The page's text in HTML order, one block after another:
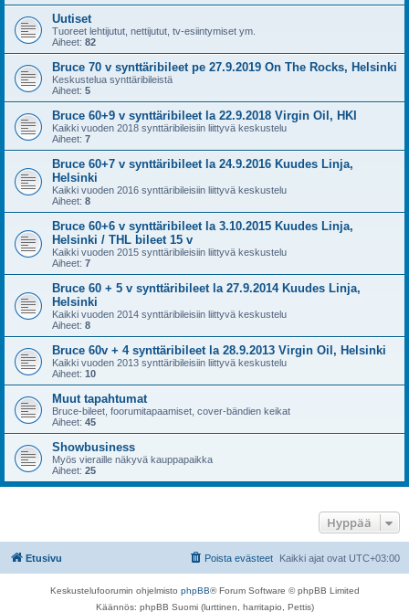
Uutiset
Tuoreet lehtijutut, nettijutut, tv-esiintymiset ym.
Aiheet: 82
Bruce 70 v synttäribileet pe 27.9.2019 On The Rocks, Helsinki
Keskustelua synttäribileistä
Aiheet: 5
Bruce 60+9 v synttäribileet la 22.9.2018 Virgin Oil, HKI
Kaikki vuoden 2018 synttäribileisiin liittyvä keskustelu
Aiheet: 7
Bruce 60+7 v synttäribileet la 24.9.2016 Kuudes Linja,
Helsinki
Kaikki vuoden 2016 synttäribileisiin liittyvä keskustelu
Aiheet: 8
Bruce 60+6 v synttäribileet la 3.10.2015 Kuudes Linja,
Helsinki / THL bileet 15 v
Kaikki vuoden 2015 synttäribileisiin liittyvä keskustelu
Aiheet: 7
Bruce 60 + 5 v synttäribileet la 27.9.2014 Kuudes Linja,
Helsinki
Kaikki vuoden 2014 synttäribileisiin liittyvä keskustelu
Aiheet: 8
Bruce 60v + 4 synttäribileet la 28.9.2013 Virgin Oil, Helsinki
Kaikki vuoden 2013 synttäribileisiin liittyvä keskustelu
Aiheet: 10
Muut tapahtumat
Bruce-bileet, foorumitapaamiset, cover-bändien keikat
Aiheet: 45
Showbusiness
Myös vieraille näkyvä kauppapaikka
Aiheet: 25
Hyppää
Etusivu Kaikki ajat ovat UTC+03:00
Poista evästeet
Keskustelufoorumin ohjelmisto phpBB® Forum Software © phpBB Limited
Käännös: phpBB Suomi (lurttinen, harritapio, Pettis)